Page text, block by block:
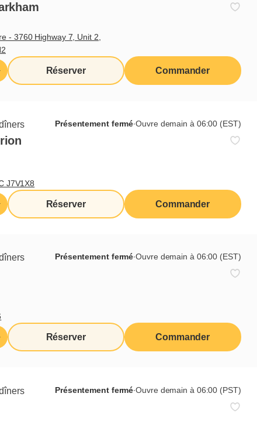
- 3760 Highway 7, Unit 2,
Réserver Commander
Présentement fermé∙Ouvre demain à 06:00 (EST)
J7V1X8
Réserver Commander
Présentement fermé∙Ouvre demain à 06:00 (EST)
Réserver Commander
Présentement fermé∙Ouvre demain à 06:00 (PST)
produits dès maintenant.
Partager